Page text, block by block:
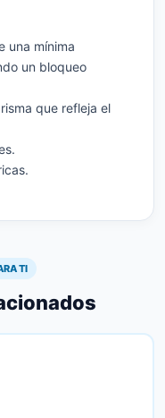
una mínima
un bloqueo
que refleja el
TI